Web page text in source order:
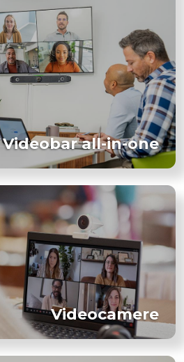
Videobar all-in-one
Videocamere